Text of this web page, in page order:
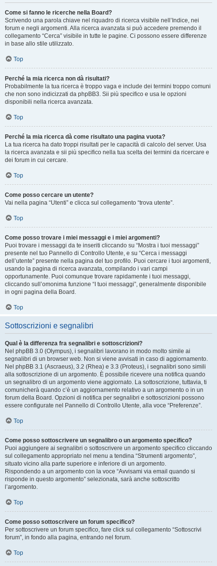
Come si fanno le ricerche nella Board?
Scrivendo una parola chiave nel riquadro di ricerca visibile nell’Indice, nei
forum e negli argomenti. Alla ricerca avanzata si può accedere premendo il
collegamento “Cerca” visibile in tutte le pagine. Ci possono essere differenze
in base allo stile utilizzato.
Top
Perché la mia ricerca non dà risultati?
Probabilmente la tua ricerca è troppo vaga e include dei termini troppo comuni
che non sono indicizzati da phpBB3. Sii più specifico e usa le opzioni
disponibili nella ricerca avanzata.
Top
Perché la mia ricerca dà come risultato una pagina vuota?
La tua ricerca ha dato troppi risultati per le capacità di calcolo del server. Usa
la ricerca avanzata e sii più specifico nella tua scelta dei termini da ricercare e
dei forum in cui cercare.
Top
Come posso cercare un utente?
Vai nella pagina “Utenti” e clicca sul collegamento “trova utente”.
Top
Come posso trovare i miei messaggi e i miei argomenti?
Puoi trovare i messaggi da te inseriti cliccando su “Mostra i tuoi messaggi”
presente nel tuo Pannello di Controllo Utente, e su “Cerca i messaggi
dell’utente” presente nella pagina del tuo profilo. Puoi cercare i tuoi argomenti,
usando la pagina di ricerca avanzata, compilando i vari campi
opportunamente. Puoi comunque trovare rapidamente i tuoi messaggi,
cliccando sull’omonima funzione “I tuoi messaggi”, generalmente disponibile
in ogni pagina della Board.
Top
Sottoscrizioni e segnalibri
Qual è la differenza fra segnalibri e sottoscrizioni?
Nel phpBB 3.0 (Olympus), i segnalibri lavorano in modo molto simile ai
segnalibri di un browser web. Non si viene avvisati in caso di aggiornamento.
Nel phpBB 3.1 (Ascraeus), 3.2 (Rhea) e 3.3 (Proteus), i segnalibri sono simili
alla sottoscrizione di un argomento. È possibile ricevere una notifica quando
un segnalibro di un argomento viene aggiornato. La sottoscrizione, tuttavia, ti
comunicherà quando c’è un aggiornamento relativo a un argomento o in un
forum della Board. Opzioni di notifica per segnalibri e sottoscrizioni possono
essere configurate nel Pannello di Controllo Utente, alla voce “Preferenze”.
Top
Come posso sottoscrivere un segnalibro o un argomento specifico?
Puoi aggiungere ai segnalibri o sottoscrivere un argomento specifico cliccando
sul collegamento appropriato nel menu a tendina “Strumenti argomento”,
situato vicino alla parte superiore e inferiore di un argomento.
Rispondendo a un argomento con la voce “Avvisami via email quando si
risponde in questo argomento” selezionata, sarà anche sottoscritto
l’argomento.
Top
Come posso sottoscrivere un forum specifico?
Per sottoscrivere un forum specifico, fare click sul collegamento “Sottoscrivi
forum”, in fondo alla pagina, entrando nel forum.
Top